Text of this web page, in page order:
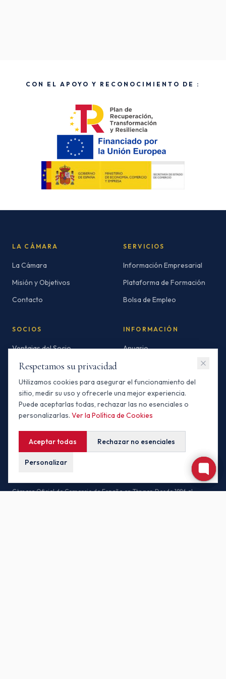
Respetamos su privacidad
Utilizamos cookies para asegurar el funcionamiento del
sitio, medir su uso y ofrecerle una mejor experiencia.
Puede aceptarlas todas, rechazar las no esenciales o
personalizarlas. Ver la Política de Cookies
Aceptar todas Rechazar no esenciales
Personalizar
CON EL APOYO Y RECONOCIMIENTO DE :
LA CÁMARA
La Cámara
Misión y Objetivos
Contacto
SERVICIOS
Información Empresarial
Plataforma de Formación
Bolsa de Empleo
SOCIOS
Ventajas del Socio
Socios Standard
Socios Premium
Buscador de Socios
INFORMACIÓN
Anuario
Invertir en Marruecos
Cámara Oficial de Comercio de España en Tánger. Desde 1886 al